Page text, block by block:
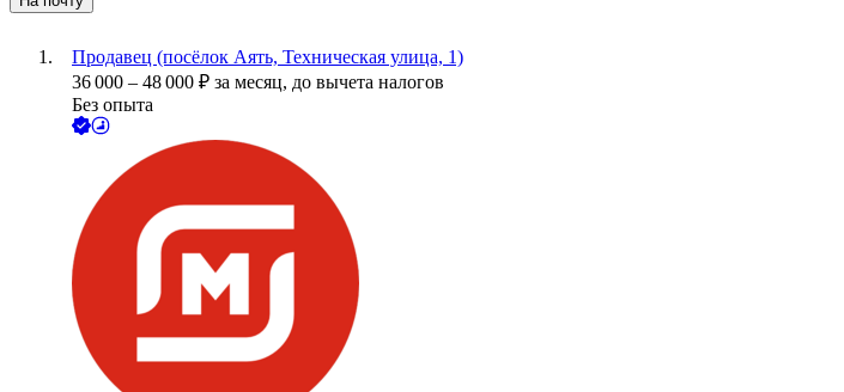
Продавец (посёлок Аять, Техническая улица, 1)
36 000 – 48 000 ₽ за месяц, до вычета налогов
Без опыта